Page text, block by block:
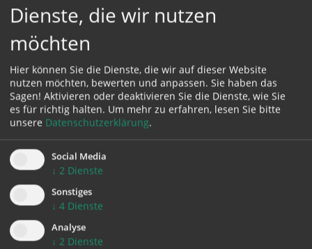
zurück
Dienste, die wir nutzen
möchten
Hier können Sie die Dienste, die wir auf dieser Website
nutzen möchten, bewerten und anpassen. Sie haben das
Sagen! Aktivieren oder deaktivieren Sie die Dienste, wie Sie
es für richtig halten. Um mehr zu erfahren, lesen Sie bitte
unsere Datenschutzerklärung.
Social Media
↓ 2 Dienste
Sonstiges
↓ 4 Dienste
Analyse
↓ 2 Dienste